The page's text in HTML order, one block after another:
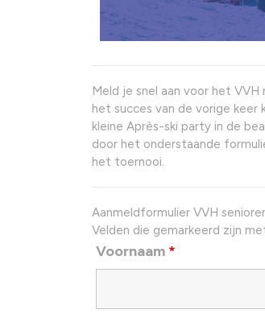
Meld je snel aan voor het
het succes van de vorige
kleine Après-ski party in de
door het onderstaande
het toernooi.
Aanmeldformulier VVH
Velden die gemarkeerd zijn
Voornaam *